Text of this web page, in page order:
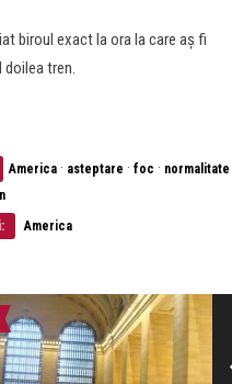
biroul exact la ora la care aş fi
doilea tren.
America · asteptare · foc · normalitate
America